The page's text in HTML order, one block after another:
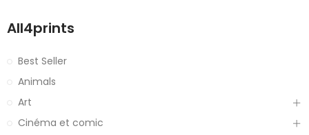
All4prints
Best Seller
Animals
Art
Cinéma et comic